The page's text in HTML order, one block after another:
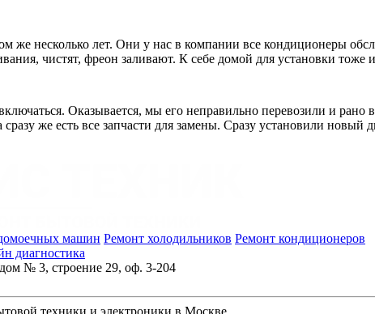
же несколько лет. Они у нас в компании все кондиционеры
чистят, фреон заливают. К себе домой для установки
Оказывается, мы его неправильно перевозили и
же есть все запчасти для замены. Сразу установили новый
машин Ремонт холодильников Ремонт кондиционеров
диагностика
№ 3, строение 29, оф. 3-204
техники и электроники в Москве.